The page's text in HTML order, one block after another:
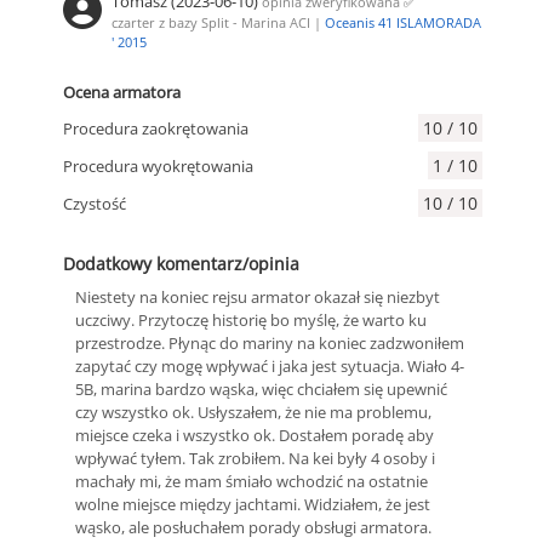
czarter z bazy Split - Marina ACI | Oceanis 41 ISLAMORADA
' 2015
Ocena armatora
Procedura zaokrętowania
10 / 10
Procedura wyokrętowania 1 / 10
Czystość 10 / 10
Dodatkowy komentarz/opinia
Niestety na koniec rejsu armator okazał się niezbyt
uczciwy. Przytoczę historię bo myślę, że warto ku
przestrodze. Płynąc do mariny na koniec zadzwoniłem
zapytać czy mogę wpływać i jaka jest sytuacja. Wiało 4-
5B, marina bardzo wąska, więc chciałem się upewnić
czy wszystko ok. Usłyszałem, że nie ma problemu,
miejsce czeka i wszystko ok. Dostałem poradę aby
wpływać tyłem. Tak zrobiłem. Na kei były 4 osoby i
machały mi, że mam śmiało wchodzić na ostatnie
wolne miejsce między jachtami. Widziałem, że jest
wąsko, ale posłuchałem porady obsługi armatora.